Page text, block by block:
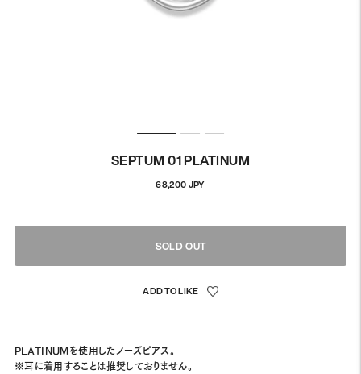
SEPTUM 01 PLATINUM
68,200 JPY정
격
SOLD OUT
PLATINUMを使用したノーズピアス。
※耳に着用することは推奨しておりません。